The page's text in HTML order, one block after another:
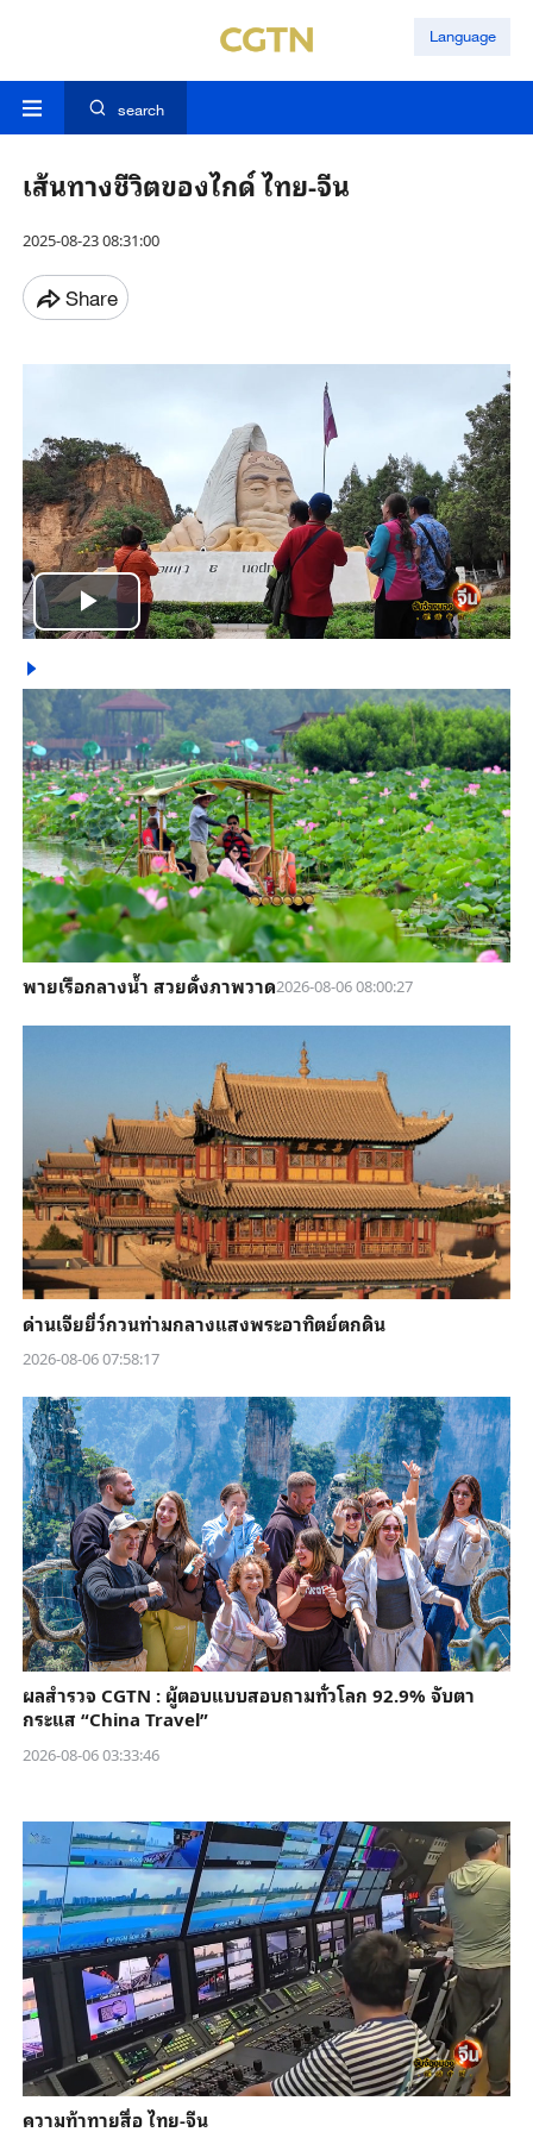
Language
search
เส้นทางชีวิตของไกด์ ไทย-จีน
2025-08-23 08:31:00
Share
Play
Video
พายเรือกลางน้ำ สวยดั่งภาพวาด2026-08-06 08:00:27
ด่านเจียยี่ว์กวนท่ามกลางแสงพระอาทิตย์ตกดิน
2026-08-06 07:58:17
ผลสำรวจ CGTN : ผู้ตอบแบบสอบถามทั่วโลก 92.9% จับตา
กระแส “China Travel”
2026-08-06 03:33:46
ความท้าทายสื่อ ไทย-จีน